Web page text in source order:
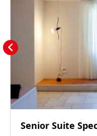
Senior Suite